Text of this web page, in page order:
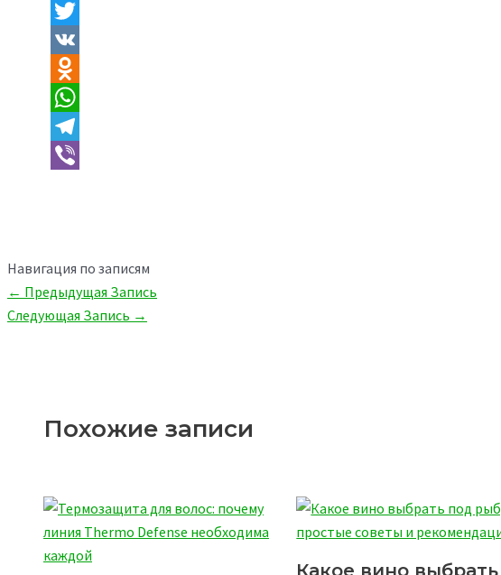
Facebook
Twitter
VK
Odnoklassniki
WhatsApp
Telegram
Навигация по записям
← Предыдущая Запись
Следующая Запись →
Похожие записи
Какое вино выбрать